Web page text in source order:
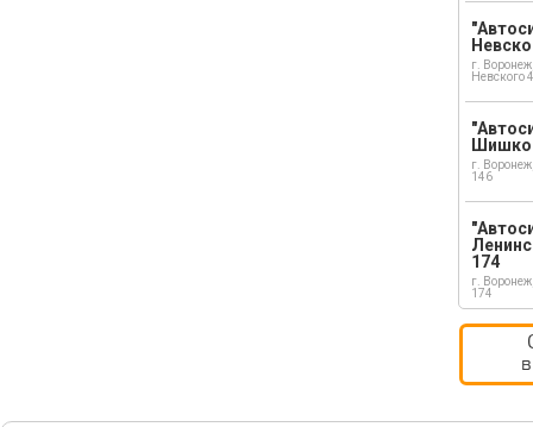
г.
Невского
г.
146
174
г.
174